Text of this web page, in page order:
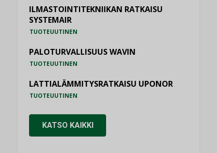
ILMASTOINTITEKNIIKAN RATKAISU
SYSTEMAIR
TUOTEUUTINEN
PALOTURVALLISUUS WAVIN
TUOTEUUTINEN
LATTIALÄMMITYSRATKAISU UPONOR
TUOTEUUTINEN
KATSO KAIKKI